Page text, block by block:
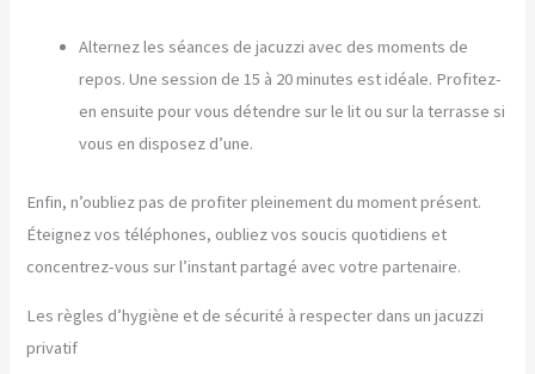
Alternez les séances de jacuzzi avec des moments de
repos. Une session de 15 à 20 minutes est idéale. Profitez-
en ensuite pour vous détendre sur le lit ou sur la terrasse si
vous en disposez d’une.
Enfin, n’oubliez pas de profiter pleinement du moment présent.
Éteignez vos téléphones, oubliez vos soucis quotidiens et
concentrez-vous sur l’instant partagé avec votre partenaire.
Les règles d’hygiène et de sécurité à respecter dans un jacuzzi
privatif